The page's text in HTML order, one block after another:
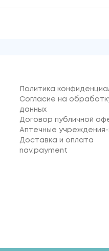
Политика
Согласие на
данных
Договор публичной
Аптечные
Доставка и оплата
nav.payment